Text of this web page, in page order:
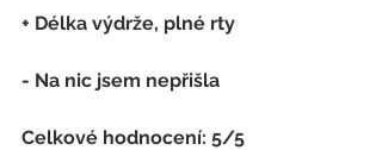
+ Délka výdrže, plné rty
- Na nic jsem nepřišla
Celkové hodnocení: 5/5